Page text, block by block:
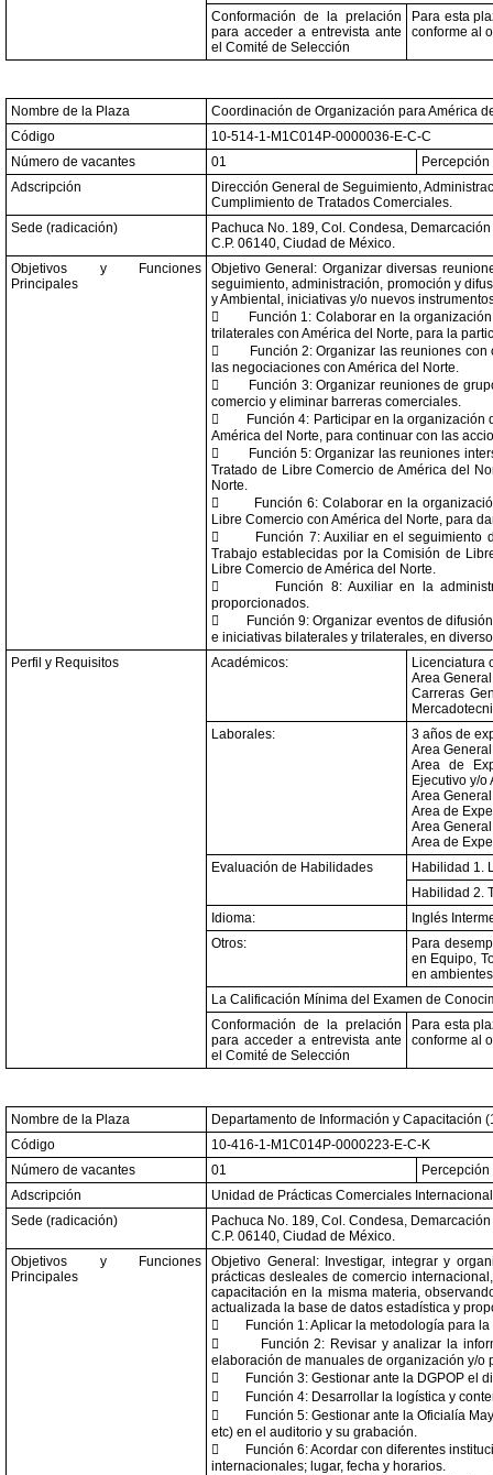
Conformación de la prelación
para acceder a entrevista ante
el Comité de Selección
Para esta
conforme al
Nombre de la Plaza
Coordinación de Organización para América
Código
10-514-1-M1C014P-0000036-E-C-C
Número de vacantes
01
Adscripción
Dirección General de Seguimiento,
Cumplimiento de Tratados Comerciales.
Sede (radicación)
Pachuca No. 189, Col. Condesa,
C.P. 06140, Ciudad de México.
Objetivos y Funciones
Principales
Objetivo General: Organizar diversas
seguimiento, administración, promoción y
y Ambiental, iniciativas y/o nuevos

Función 1: Colaborar en la
trilaterales con América del Norte, para la

Función 2: Organizar las reuniones
las negociaciones con América del Norte.

Función 3: Organizar reuniones de
comercio y eliminar barreras comerciales.

Función 4: Participar en la
América del Norte, para continuar con las

Función 5: Organizar las reuniones
Tratado de Libre Comercio de América del
Norte.

Función 6: Colaborar en la
Libre Comercio con América del Norte, para

Función 7: Auxiliar en el seguimiento
Trabajo establecidas por la Comisión de
Libre Comercio de América del Norte.

Función 8: Auxiliar en la
proporcionados.

Función 9: Organizar eventos de
e iniciativas bilaterales y trilaterales, en
Perfil y Requisitos
Académicos:
Licenciatura
Area
Carreras
Laborales:
3 años de
Area
Area de
Ejecutivo y/
Area
Area de
Area
Area de
Evaluación de Habilidades
Habilidad 1.
Habilidad 2.
Idioma:
Inglés
Otros:
Para
en Equipo,
en
La Calificación Mínima del Examen de
Conformación de la prelación
para acceder a entrevista ante
el Comité de Selección
Para esta
conforme al
Nombre de la Plaza
Departamento de Información y Capacitación
Código
10-416-1-M1C014P-0000223-E-C-K
Número de vacantes
01
Adscripción
Unidad de Prácticas Comerciales
Sede (radicación)
Pachuca No. 189, Col. Condesa,
C.P. 06140, Ciudad de México.
Objetivos y Funciones
Principales
Objetivo General: Investigar, integrar y
prácticas desleales de comercio
capacitación en la misma materia,
actualizada la base de datos estadística y

Función 1: Aplicar la metodología para

Función 2: Revisar y analizar la
elaboración de manuales de organización y/o

Función 3: Gestionar ante la DGPOP el

Función 4: Desarrollar la logística y

Función 5: Gestionar ante la Oficialía
etc) en el auditorio y su grabación.

Función 6: Acordar con diferentes
internacionales; lugar, fecha y horarios.